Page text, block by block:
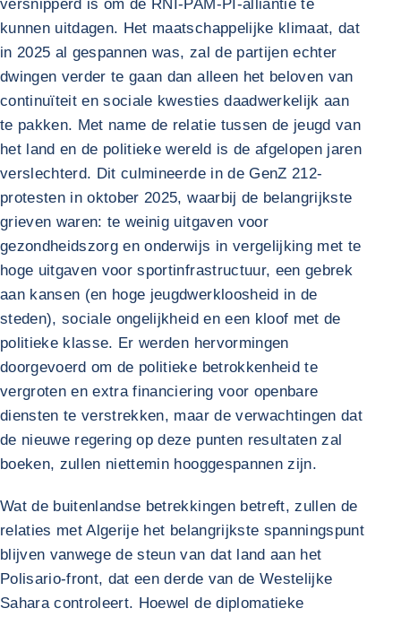
versnipperd is om de RNI-PAM-PI-alliantie te
kunnen uitdagen. Het maatschappelijke klimaat, dat
in 2025 al gespannen was, zal de partijen echter
dwingen verder te gaan dan alleen het beloven van
continuïteit en sociale kwesties daadwerkelijk aan
te pakken. Met name de relatie tussen de jeugd van
het land en de politieke wereld is de afgelopen jaren
verslechterd. Dit culmineerde in de GenZ 212-
protesten in oktober 2025, waarbij de belangrijkste
grieven waren: te weinig uitgaven voor
gezondheidszorg en onderwijs in vergelijking met te
hoge uitgaven voor sportinfrastructuur, een gebrek
aan kansen (en hoge jeugdwerkloosheid in de
steden), sociale ongelijkheid en een kloof met de
politieke klasse. Er werden hervormingen
doorgevoerd om de politieke betrokkenheid te
vergroten en extra financiering voor openbare
diensten te verstrekken, maar de verwachtingen dat
de nieuwe regering op deze punten resultaten zal
boeken, zullen niettemin hooggespannen zijn.
Wat de buitenlandse betrekkingen betreft, zullen de
relaties met Algerije het belangrijkste spanningspunt
blijven vanwege de steun van dat land aan het
Polisario-front, dat een derde van de Westelijke
Sahara controleert. Hoewel de diplomatieke